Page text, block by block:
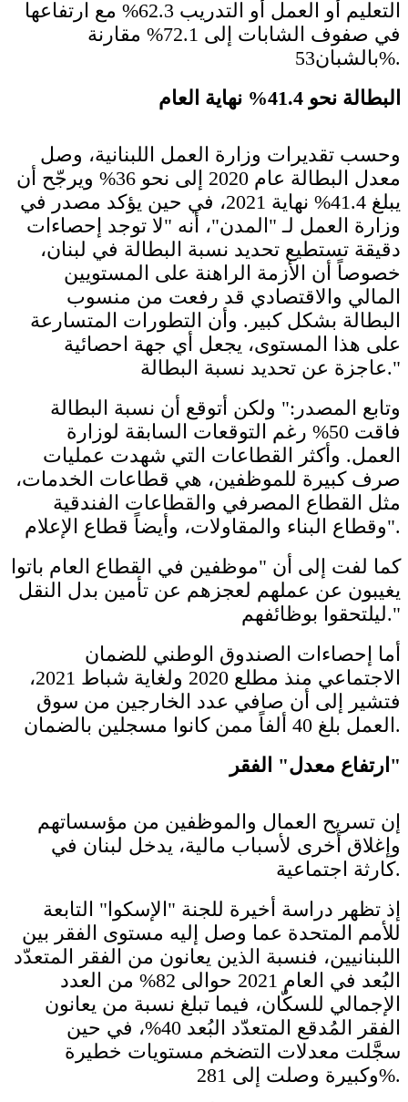
التعليم أو العمل أو التدريب 62.3% مع ارتفاعها
في صفوف الشابات إلى 72.1% مقارنة
بالشبان53%.
البطالة نحو 41.4% نهاية العام
وحسب تقديرات وزارة العمل اللبنانية، وصل
معدل البطالة عام 2020 إلى نحو 36% ويرجّح أن
يبلغ 41.4% نهاية 2021، في حين يؤكد مصدر في
وزارة العمل لـ "المدن"، أنه "لا توجد إحصاءات
دقيقة تستطيع تحديد نسبة البطالة في لبنان،
خصوصاً أن الأزمة الراهنة على المستويين
المالي والاقتصادي قد رفعت من منسوب
البطالة بشكل كبير. وأن التطورات المتسارعة
على هذا المستوى، يجعل أي جهة احصائية
عاجزة عن تحديد نسبة البطالة."
وتابع المصدر:" ولكن أتوقع أن نسبة البطالة
فاقت 50%؜ رغم التوقعات السابقة لوزارة
العمل. وأكثر القطاعات التي شهدت عمليات
صرف كبيرة للموظفين، هي قطاعات الخدمات،
مثل القطاع المصرفي والقطاعات الفندقية
وقطاع البناء والمقاولات، وأيضاً قطاع الإعلام".
كما لفت إلى أن "موظفين في القطاع العام باتوا
يغيبون عن عملهم لعجزهم عن تأمين بدل النقل
ليلتحقوا بوظائفهم."
أما إحصاءات الصندوق الوطني للضمان
الاجتماعي منذ مطلع 2020 ولغاية شباط 2021،
فتشير إلى أن صافي عدد الخارجين من سوق
العمل بلغ 40 ألفاً ممن كانوا مسجلين بالضمان.
ارتفاع معدل" الفقر"
إن تسريح العمال والموظفين من مؤسساتهم
وإغلاق أخرى لأسباب مالية، يدخل لبنان في
كارثة اجتماعية.
إذ تظهر دراسة أخيرة للجنة "الإسكوا" التابعة
للأمم المتحدة عما وصل إليه مستوى الفقر بين
اللبنانيين، فنسبة الذين يعانون من الفقر المتعدّد
البُعد في العام 2021 حوالى 82% من العدد
الإجمالي للسكّان، فيما تبلغ نسبة من يعانون
الفقر المُدقع المتعدّد البُعد 40%، في حين
سجَّلت معدلات التضخم مستويات خطيرة
وكبيرة وصلت إلى 281%.